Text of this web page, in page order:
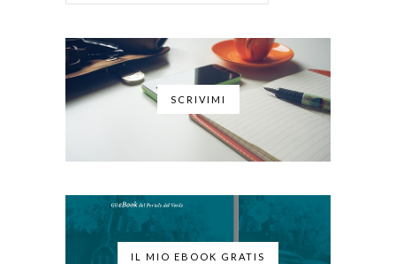
SCRIVIMI
IL MIO EBOOK GRATIS